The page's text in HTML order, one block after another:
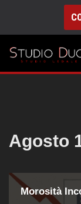
Vai
al
contenuto
Agosto
Morosità